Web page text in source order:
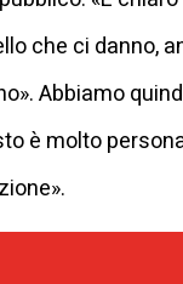
che ci danno,
Abbiamo
è molto